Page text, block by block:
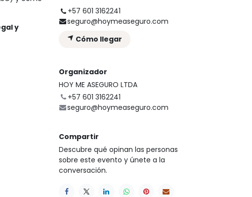
y
+57 601 3162241
seguro@hoymeaseguro.com
Cómo llegar
Organizador
HOY ME ASEGURO LTDA
+57 601 3162241
seguro@hoymeaseguro.com
Compartir
Descubre qué opinan las personas
sobre este evento y únete a la
conversación.